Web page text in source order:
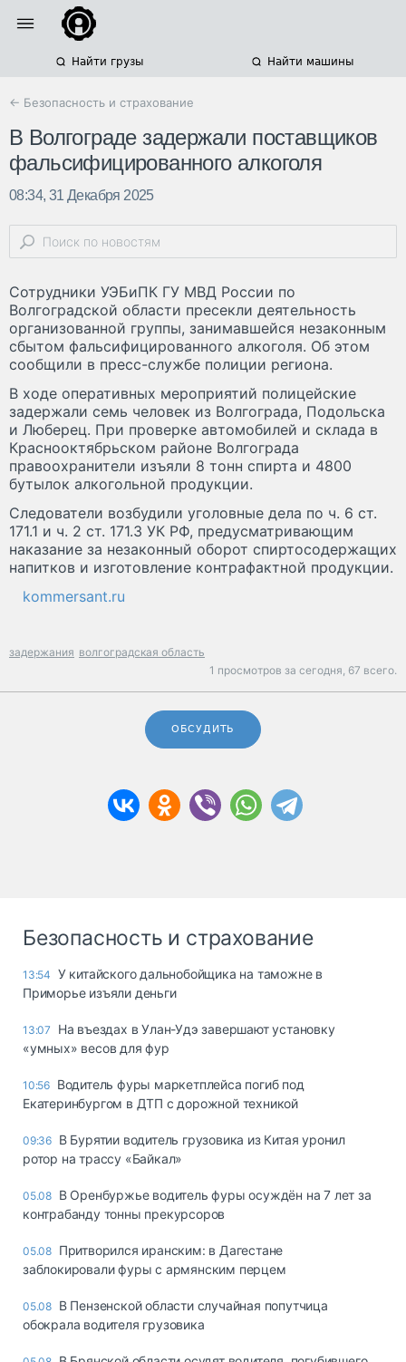
Найти грузы Найти машины
← Безопасность и страхование
В Волгограде задержали поставщиков
фальсифицированного алкоголя
08:34, 31 Декабря 2025
Сотрудники УЭБиПК ГУ МВД России по
Волгоградской области пресекли деятельность
организованной группы, занимавшейся незаконным
сбытом фальсифицированного алкоголя. Об этом
сообщили в пресс-службе полиции региона.
В ходе оперативных мероприятий полицейские
задержали семь человек из Волгограда, Подольска
и Люберец. При проверке автомобилей и склада в
Краснооктябрьском районе Волгограда
правоохранители изъяли 8 тонн спирта и 4800
бутылок алкогольной продукции.
Следователи возбудили уголовные дела по ч. 6 ст.
171.1 и ч. 2 ст. 171.3 УК РФ, предусматривающим
наказание за незаконный оборот спиртосодержащих
напитков и изготовление контрафактной продукции.
kommersant.ru
задержания волгоградская область
1 просмотров за сегодня, 67 всего.
ОБСУДИТЬ
Безопасность и страхование
13:54 У китайского дальнобойщика на таможне в
Приморье изъяли деньги
13:07
Ha въeздax в Улaн-Удэ зaвepшaют ycтaнoвкy
«yмныx» вecoв для фyp
10:56 Водитель фуры маркетплейса погиб под
Екатеринбургом в ДТП с дорожной техникой
09:36 В Бурятии водитель грузовика из Китая уронил
ротор на трассу «Байкал»
05.08 В Оренбуржье водитель фуры осуждён на 7 лет за
контрабанду тонны прекурсоров
05.08 Притворился иранским: в Дагестане
заблокировали фуры с армянским перцем
05.08 В Пензенской области случайная попутчица
обокрала водителя грузовика